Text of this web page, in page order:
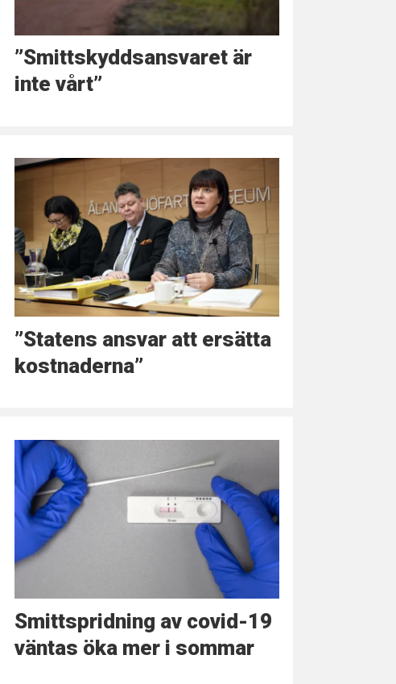
”Smittskyddsansvaret är
inte vårt”
”Statens ansvar att ersätta
kostnaderna”
Smittspridning av covid-19
väntas öka mer i sommar